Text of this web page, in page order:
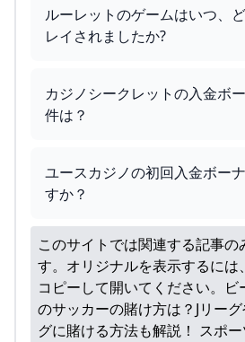
ルーレットのゲームはいつ、
レイされましたか?
カジノシークレットの入金ボ
件は？
ユースカジノの初回入金ボー
すか？
このサイトでは関連する記事の
す。オリジナルを表示するには
コピーして開いてください。
ビ
のサッカーの賭け方は？Jリー
グに賭ける方法も解説！ スポー